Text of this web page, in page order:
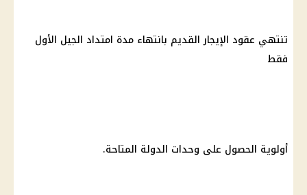
تنتهي عقود الإيجار القديم بانتهاء مدة امتداد الجيل الأول
فقط
أولوية الحصول على وحدات الدولة المتاحة.